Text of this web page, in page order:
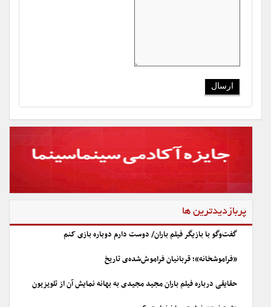
پربازدیدترین ها
گفت‌وگو با بازیگر فیلم باران/ دوست دارم دوباره بازی کنم
«فراموشخانه»؛ قربانیان فراموش‌شده‌ی تاریخ
حقایقی درباره فیلم باران مجید مجیدی به بهانه نمایش آن از تلویزیون